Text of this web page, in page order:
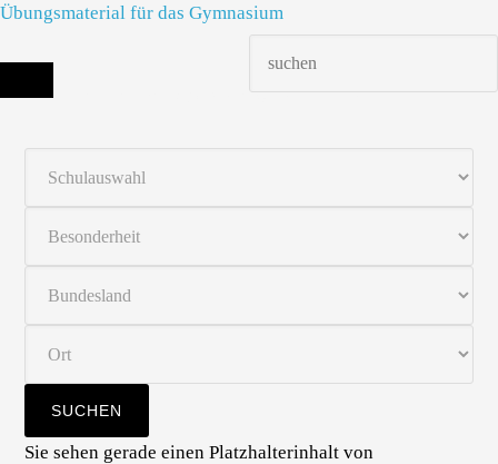
Übungsmaterial für das Gymnasium
Die richtige Schule finden - dein Infoportal zur Schulsuche in Deutschland
Sie sehen gerade einen Platzhalterinhalt von